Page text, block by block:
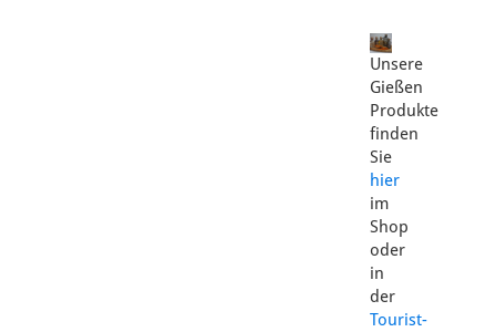
Unsere
Gießen
Produkte
finden
Sie
hier
im
Shop
oder
in
der
Tourist-